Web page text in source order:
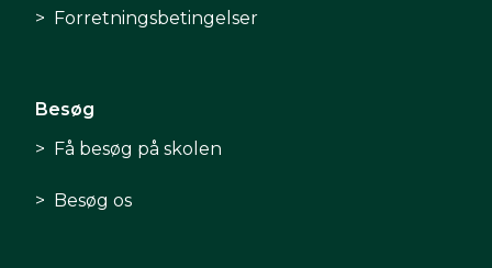
Forretningsbetingelser
Besøg
Få besøg på skolen
Besøg os